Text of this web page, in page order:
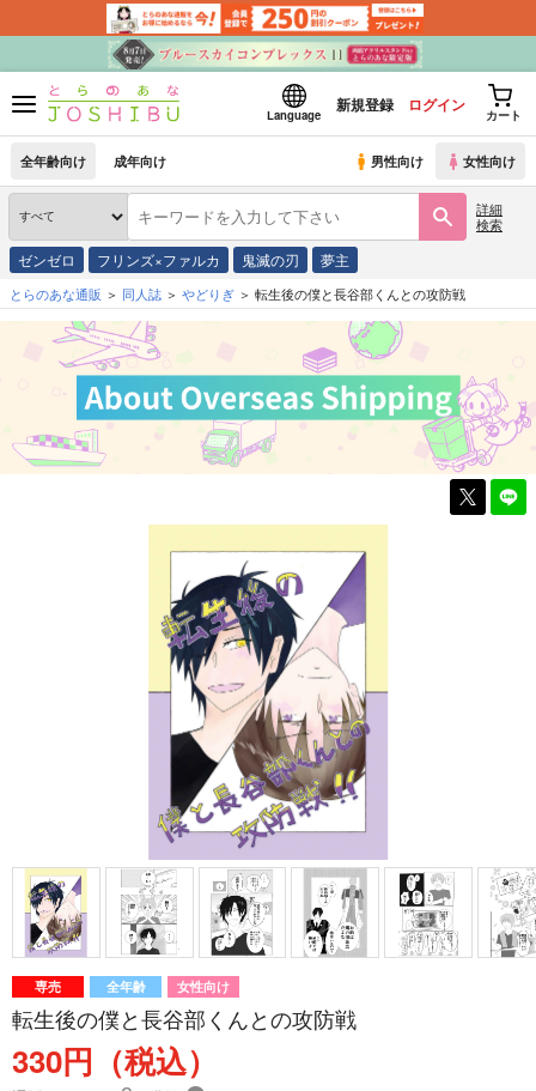
Language
新規登録 ログイン
カート
全年齢向け 成年向け 男性向け 女性向け
詳細
検索
ゼンゼロ フリンズ×ファルカ 鬼滅の刃 夢主
とらのあな通販 同人誌 やどりぎ 転生後の僕と長谷部くんとの攻防戦
専売 全年齢 女性向け
転生後の僕と長谷部くんとの攻防戦
330円（税込）